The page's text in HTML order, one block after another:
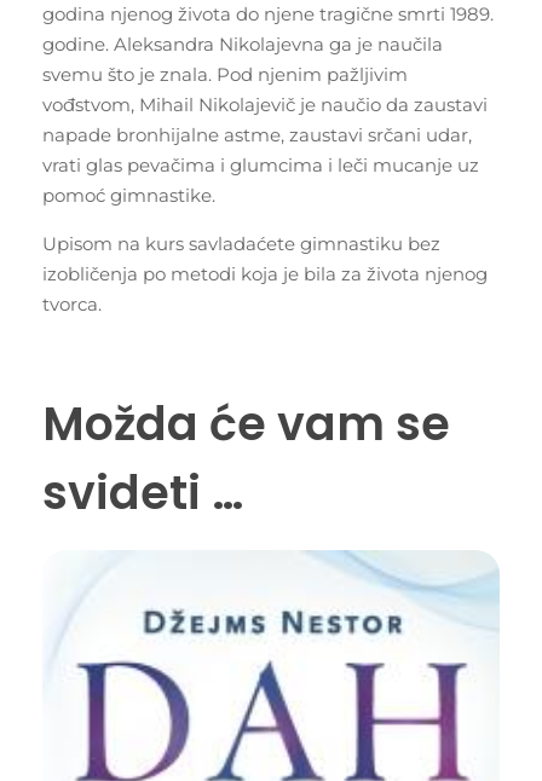
godina njenog života do njene tragične smrti 1989.
godine. Aleksandra Nikolajevna ga je naučila
svemu što je znala. Pod njenim pažljivim
vođstvom, Mihail Nikolajevič je naučio da zaustavi
napade bronhijalne astme, zaustavi srčani udar,
vrati glas pevačima i glumcima i leči mucanje uz
pomoć gimnastike.
Upisom na kurs savladaćete gimnastiku bez
izobličenja po metodi koja je bila za života njenog
tvorca.
Možda će vam se
svideti …